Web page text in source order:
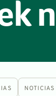
NOTICIAS